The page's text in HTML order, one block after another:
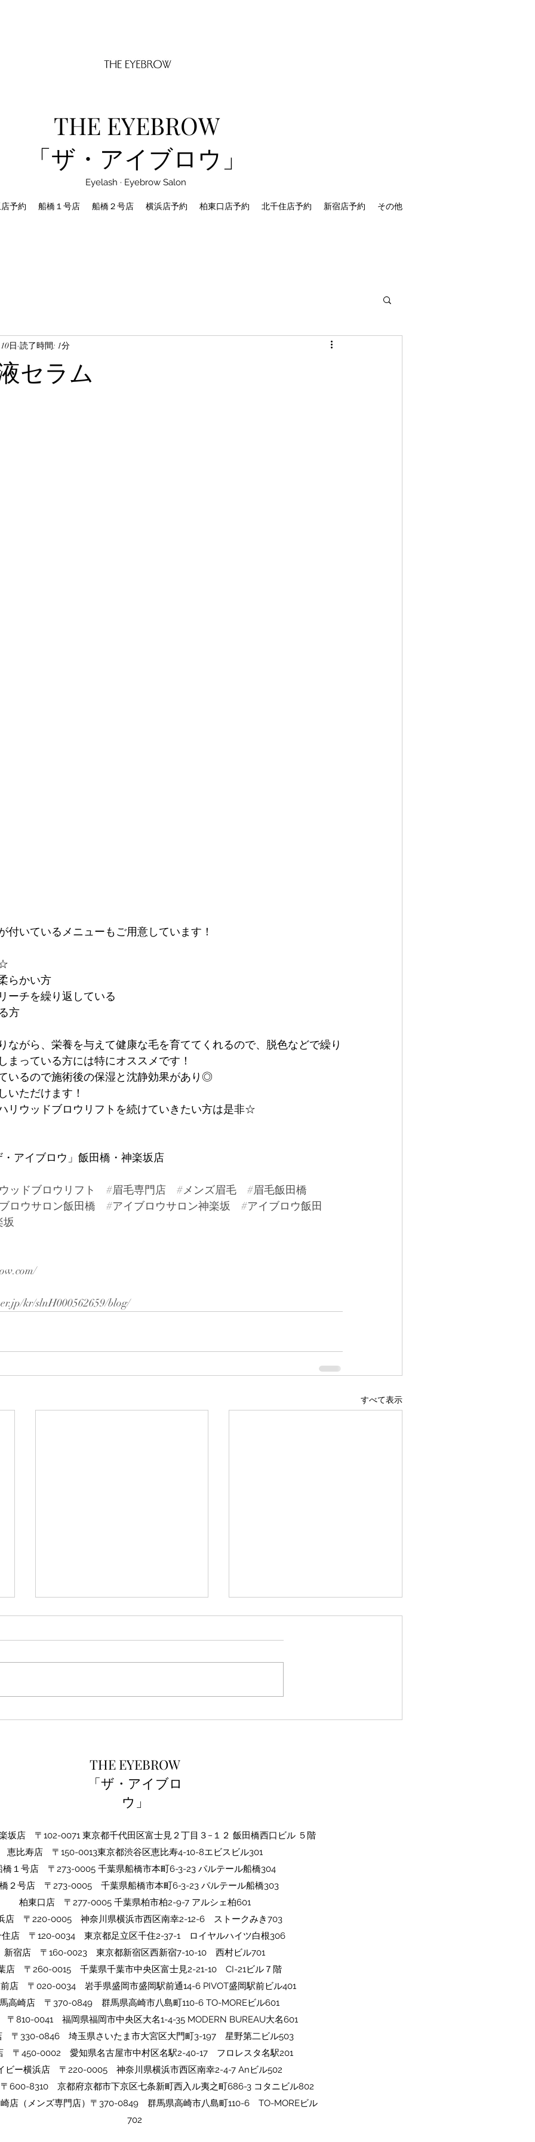
THE EYEBROW
「ザ・アイブロウ」
Eyelash · Eyebrow Salon
予約 船橋１号店 船橋２号店 横浜店予約 柏東口店予約 北千住店予約 新宿店予約 その他
セラム
日 読了時間: 1分
付いているメニューもご用意しています！
らかい方
ーチを繰り返している
方
ながら、栄養を与えて健康な毛を育ててくれるので、脱色などで繰り
まっている方には特にオススメです！
いるので施術後の保湿と沈静効果があり◎
いただけます！
リウッドブロウリフトを続けていきたい方は是非☆
アイブロウ」飯田橋・神楽坂店
ッドブロウリフト #眉毛専門店 #メンズ眉毛
#眉毛飯田橋
ロウサロン飯田橋
#アイブロウサロン神楽坂
#アイブロウ飯田
坂
kr/slnH000562659/blog/
すべて表示
THE EYEBROW1周年☆
THE EYEBROW
「ザ・アイブロ
ウ」
坂店 〒102-0071 東京都千代田区富士見２丁目３−１２ 飯田橋西口ビル ５階
​恵比寿店 〒150-0013東京都渋谷区恵比寿4-10-8エビスビル301
橋１号店 〒273-0005 千葉県船橋市本町6-3-23 パルテール船橋304​
２号店 〒273-0005​ 千葉県船橋市本町6-3-23 パルテール船橋303
​柏東口店 〒277-0005 千葉県柏市柏2-9-7 アルシェ柏601
店 〒220-0005 神奈川県横浜市西区南幸2-12-6 ストークみき703
住店 〒120-0034 東京都足立区千住2-37-1 ロイヤルハイツ白根306
​​新宿店 〒160-0023 東京都新宿区西新宿7-10-10 西村ビル701
店 〒260-0015 千葉県千葉市中央区富士見2-21-10 CI-21ビル７階
店 〒020-0034 岩手県盛岡市盛岡駅前通14-6 PIVOT盛岡駅前ビル401
高崎店 〒370-0849 群馬県高崎市八島町110-6 TO-MOREビル601
810-0041 福岡県福岡市中央区大名1-4-35 MODERN BUREAU大名601
〒330-0846 埼玉県さいたま市大宮区大門町3-197 星野第二ビル503
〒450-0002 愛知県名古屋市中村区名駅2-40-17 フロレスタ名駅201
ビー横浜店 〒220-0005 神奈川県横浜市西区南幸2-4-7 Anビル502
600-8310 京都府京都市下京区七条新町西入ル夷之町686-3 コタニビル802
店（メンズ専門店）〒370-0849 群馬県高崎市八島町110-6 TO-MOREビル
702